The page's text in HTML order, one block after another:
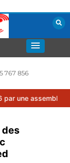
767 856
générale
des